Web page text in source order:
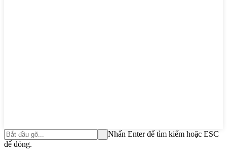
Nhấn Enter để tìm kiếm hoặc ESC
để đóng.